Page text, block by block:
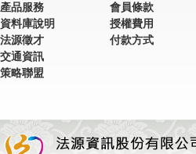
產品服務
資料庫說明
法源徵才
交通資訊
策略聯盟
會員條款
授權費用
付款方式